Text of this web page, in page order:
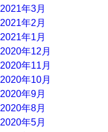
2021年3月
2021年2月
2021年1月
2020年12月
2020年11月
2020年10月
2020年9月
2020年8月
2020年5月